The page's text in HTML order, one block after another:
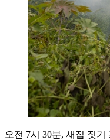
오전 7시 30분, 새집 짓